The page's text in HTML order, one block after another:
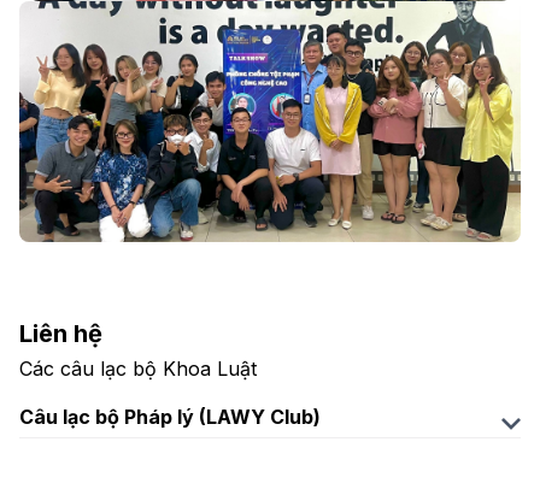
Liên hệ
Các câu lạc bộ Khoa Luật
Câu lạc bộ Pháp lý (LAWY Club)